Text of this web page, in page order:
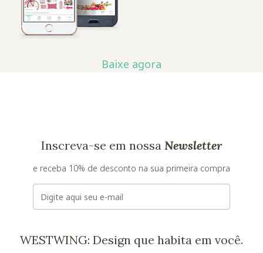
Baixe agora
Inscreva-se em nossa Newsletter
e receba 10% de desconto na sua primeira compra
E-mail
WESTWING: Design que habita em você.